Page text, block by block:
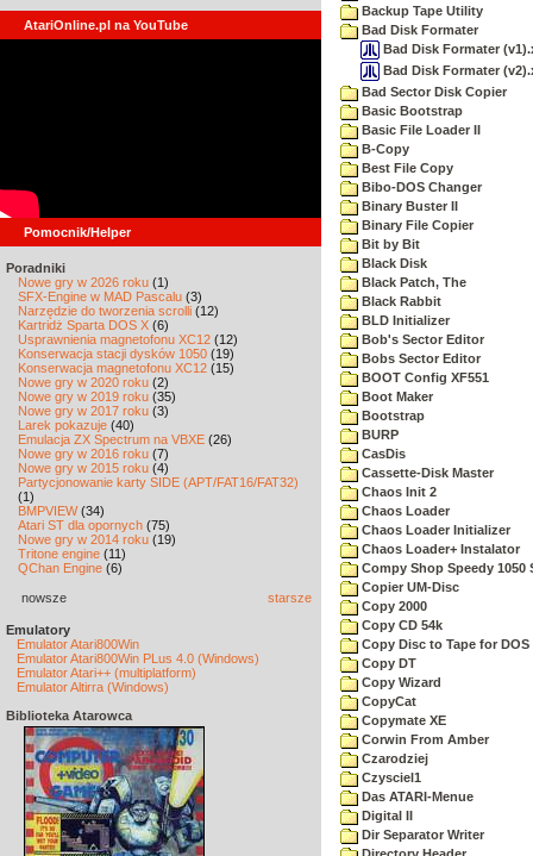
AtariOnline.pl na YouTube
Pomocnik/Helper
Poradniki
Nowe gry w 2026 roku (1)
SFX-Engine w MAD Pascalu (3)
Narzędzie do tworzenia scrolli (12)
Kartridż Sparta DOS X (6)
Usprawnienia magnetofonu XC12 (12)
Konserwacja stacji dysków 1050 (19)
Konserwacja magnetofonu XC12 (15)
Nowe gry w 2020 roku (2)
Nowe gry w 2019 roku (35)
Nowe gry w 2017 roku (3)
Larek pokazuje (40)
Emulacja ZX Spectrum na VBXE (26)
Nowe gry w 2016 roku (7)
Nowe gry w 2015 roku (4)
Partycjonowanie karty SIDE (APT/FAT16/FAT32)
(1)
BMPVIEW(34)
Atari ST dla opornych (75)
Nowe gry w 2014 roku (19)
Tritone engine (11)
QChan Engine (6)
nowsze starsze
Emulatory
Emulator Atari800Win
Emulator Atari800Win PLus 4.0 (Windows)
Emulator Atari++ (multiplatform)
Emulator Altirra (Windows)
Biblioteka Atarowca
Backup Tape Utility
Bad Disk Formater
Bad Disk Formater
Bad Disk Formater
Bad Sector Disk Copier
Basic Bootstrap
Basic File Loader II
B-Copy
Best File Copy
Bibo-DOS Changer
Binary Buster II
Binary File Copier
Bit by Bit
Black Disk
Black Patch, The
Black Rabbit
BLD Initializer
Bob's Sector Editor
Bobs Sector Editor
BOOT Config XF551
Boot Maker
Bootstrap
BURP
CasDis
Cassette-Disk Master
Chaos Init 2
Chaos Loader
Chaos Loader Initializer
Chaos Loader+ Instalator
Compy Shop Speedy 1050
Copier UM-Disc
Copy 2000
Copy CD 54k
Copy Disc to Tape for DOS
Copy DT
Copy Wizard
CopyCat
Copymate XE
Corwin From Amber
Czarodziej
Czysciel1
Das ATARI-Menue
Digital II
Dir Separator Writer